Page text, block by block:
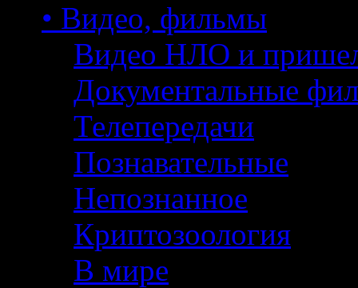
• Видео, фильмы
Видео НЛО и
Документальные
Телепередачи
Познавательные
Непознанное
Криптозоология
В мире